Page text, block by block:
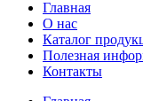
Главная
О нас
Каталог
Полезная
Контакты